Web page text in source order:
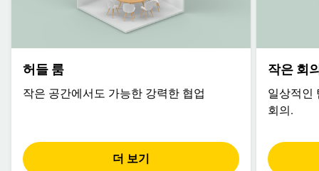
허들 룸
작은 공간에서도 가능한 강력한 협업
더 보기
작은 회
일상적인
회의.